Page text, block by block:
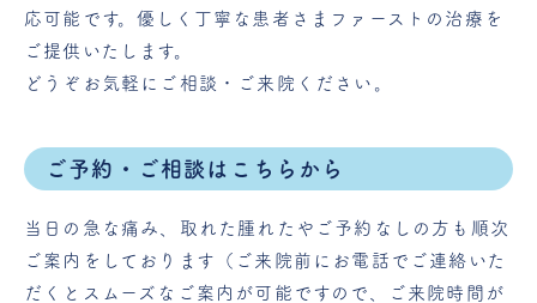
応可能です。優しく丁寧な患者さまファーストの治療を
ご提供いたします。
どうぞお気軽にご相談・ご来院ください。
ご予約・ご相談はこちらから
当日の急な痛み、取れた腫れたやご予約なしの方も順次
ご案内をしております（ご来院前にお電話でご連絡いた
だくとスムーズなご案内が可能ですので、ご来院時間が